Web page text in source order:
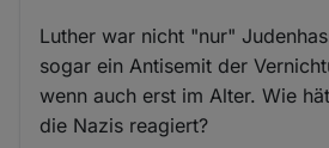
Luther war nicht "nur"
sogar ein Antisemit der
wenn auch erst im Alter. Wie
die Nazis reagiert?